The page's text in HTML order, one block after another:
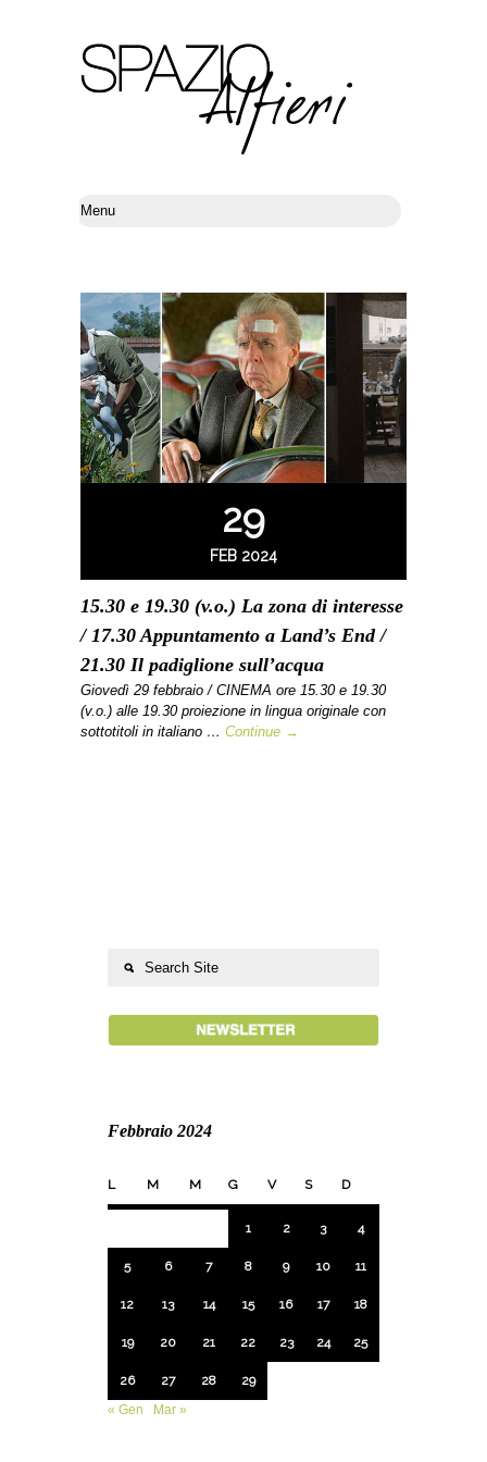
29
FEB 2024
15.30 e 19.30 (v.o.) La zona di interesse
/ 17.30 Appuntamento a Land’s End /
21.30 Il padiglione sull’acqua
Giovedì 29 febbraio / CINEMA ore 15.30 e 19.30
(v.o.) alle 19.30 proiezione in lingua originale con
sottotitoli in italiano … Continue →
Febbraio 2024
L M M G V S D
1 2 3 4
5 6 7 8 9 10 11
12 13 14 15 16 17 18
19 20 21 22 23 24 25
26 27 28
29
« Gen
Mar »